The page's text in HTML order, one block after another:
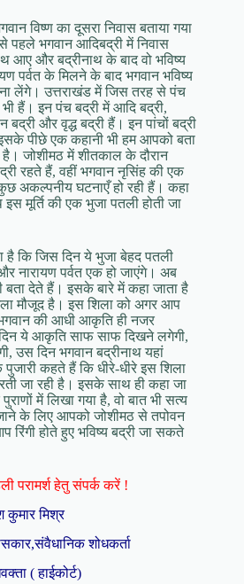
विष्ण का दूसरा निवास बताया गया
पहले भगवान आदिबद्री में निवास
आए और बद्रीनाथ के बाद वो भविष्य
पर्वत के मिलने के बाद भगवान भविष्य
लेंगे। उत्तराखंड में जिस तरह से पंच
हैं। इन पंच बद्री में आदि बद्री,
बद्री और वृद्ध बद्री हैं। इन पांचों बद्री
पीछे एक कहानी भी हम आपको बता
जोशीमठ में शीतकाल के दौरान
रहते हैं, वहीं भगवान नृसिंह की एक
अकल्पनीय घटनाएँ हो रही हैं। कहा
मूर्ति की एक भुजा पतली होती जा
है कि जिस दिन ये भुजा बेहद पतली
नारायण पर्वत एक हो जाएंगे। अब
बता देते हैं। इसके बारे में कहा जाता है
मौजूद है। इस शिला को अगर आप
की आधी आकृति ही नजर
ये आकृति साफ साफ दिखने लगेगी,
उस दिन भगवान बद्रीनाथ यहां
पुजारी कहते हैं कि धीरे-धीरे इस शिला
जा रही है। इसके साथ ही कहा जा
में लिखा गया है, वो बात भी सत्य
के लिए आपको जोशीमठ से तपोवन
रिंगी होते हुए भविष्य बद्री जा सकते
परामर्श हेतु संपर्क करें !
कुमार मिश्र
शोधकर्ता
( हाईकोर्ट)